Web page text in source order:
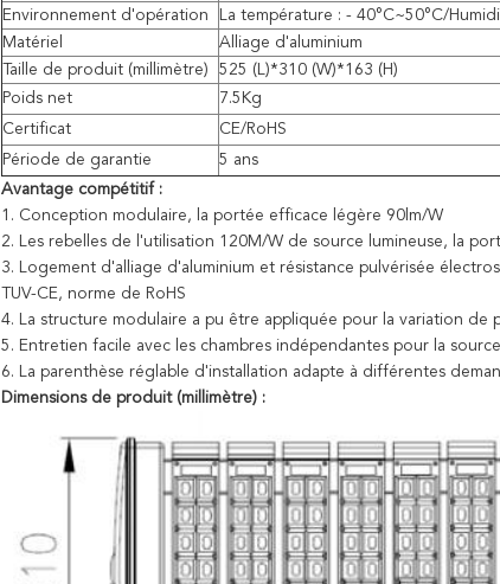
Environnement d'opération
La température : - 40°C~50°C/
Matériel
Alliage d'aluminium
Taille de produit (millimètre)
525 (L)*310 (W)*163 (H)
Poids net
7.5Kg
Certificat
CE/RoHS
Période de garantie
5 ans
Avantage compétitif :
1. Conception modulaire, la portée efficace légère 90lm/W
2. Les rebelles de l'utilisation 120M/W de source lumineuse, la
3. Logement d'alliage d'aluminium et résistance pulvérisée
TUV-CE, norme de RoHS
4. La structure modulaire a pu être appliquée pour la variation
5. Entretien facile avec les chambres indépendantes pour la
6. La parenthèse réglable d'installation adapte à différentes
Dimensions de produit (millimètre) :